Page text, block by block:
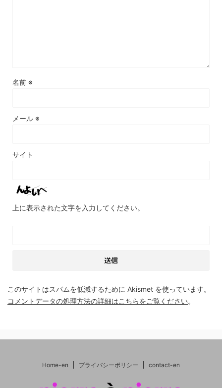
名前 ※
メール ※
サイト
上に表示された文字を入力してください。
このサイトはスパムを低減するために Akismet を使っています。
コメントデータの処理方法の詳細はこちらをご覧ください。
Home-en プライバシーポリシー contact-en